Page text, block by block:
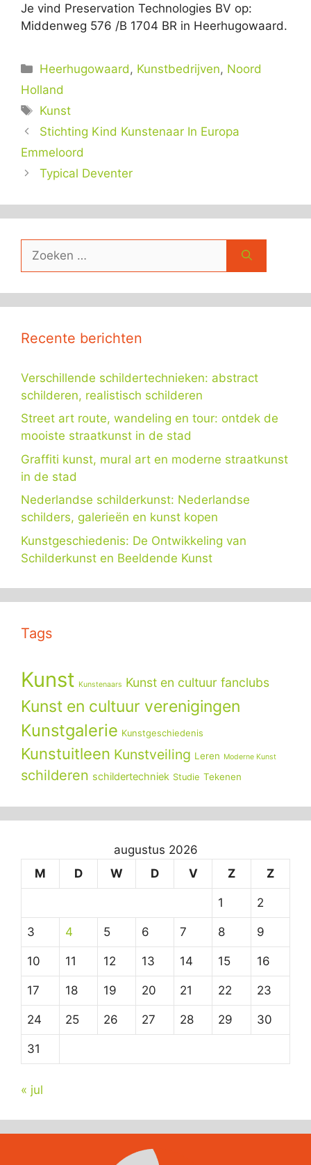
Je vind Preservation Technologies BV op:
Middenweg 576 /B 1704 BR in Heerhugowaard.
Categorieën
Heerhugowaard , Kunstbedrijven, Noord
Holland
Tags
Kunst
Stichting Kind Kunstenaar In Europa
Emmeloord
Typical Deventer
naar:
Recente berichten
Verschillende schildertechnieken: abstract
schilderen, realistisch schilderen
Street art route, wandeling en tour: ontdek de
mooiste straatkunst in de stad
Graffiti kunst, mural art en moderne straatkunst
in de stad
Nederlandse schilderkunst: Nederlandse
schilders, galerieën en kunst kopen
Kunstgeschiedenis: De Ontwikkeling van
Schilderkunst en Beeldende Kunst
Tags
Kunst Kunstenaars Kunst en cultuur fanclubs
Kunst en cultuur verenigingen
Kunstgalerie Kunstgeschiedenis
Kunstuitleen Kunstveiling Leren Moderne Kunst
schilderen schildertechniek Studie Tekenen
augustus 2026
M
D W D V Z Z
1 2
3 4 5 6 7 8 9
10 11 12 13 14 15 16
17 18 19 20 21 22 23
24 25 26 27 28 29 30
31
« jul